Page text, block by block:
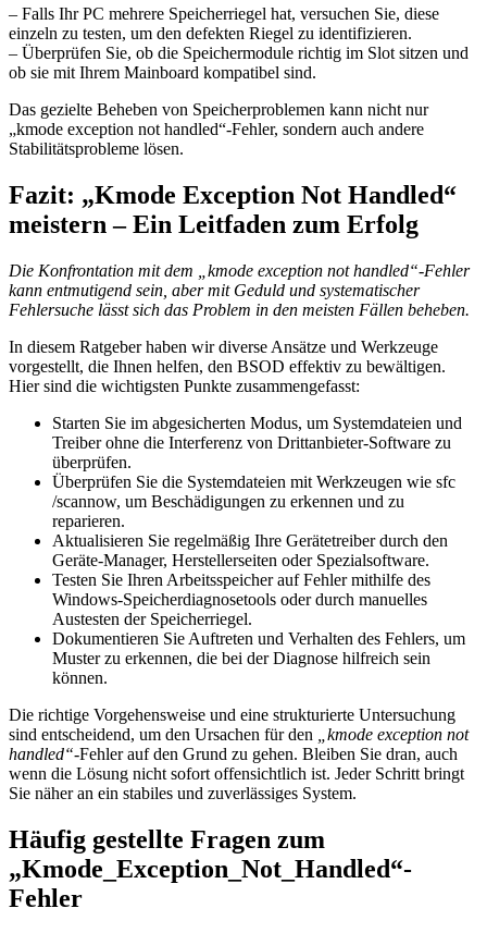
– Falls Ihr PC mehrere Speicherriegel hat, versuchen Sie, diese
einzeln zu testen, um den defekten Riegel zu identifizieren.
– Überprüfen Sie, ob die Speichermodule richtig im Slot sitzen und
ob sie mit Ihrem Mainboard kompatibel sind.
Das gezielte Beheben von Speicherproblemen kann nicht nur
„kmode exception not handled“-Fehler, sondern auch andere
Stabilitätsprobleme lösen.
Fazit: „Kmode Exception Not Handled“
meistern – Ein Leitfaden zum Erfolg
Die Konfrontation mit dem „kmode exception not handled“-Fehler
kann entmutigend sein, aber mit Geduld und systematischer
Fehlersuche lässt sich das Problem in den meisten Fällen beheben.
In diesem Ratgeber haben wir diverse Ansätze und Werkzeuge
vorgestellt, die Ihnen helfen, den BSOD effektiv zu bewältigen.
Hier sind die wichtigsten Punkte zusammengefasst:
Starten Sie im abgesicherten Modus, um Systemdateien und
Treiber ohne die Interferenz von Drittanbieter-Software zu
überprüfen.
Überprüfen Sie die Systemdateien mit Werkzeugen wie sfc
/scannow, um Beschädigungen zu erkennen und zu
reparieren.
Aktualisieren Sie regelmäßig Ihre Gerätetreiber durch den
Geräte-Manager, Herstellerseiten oder Spezialsoftware.
Testen Sie Ihren Arbeitsspeicher auf Fehler mithilfe des
Windows-Speicherdiagnosetools oder durch manuelles
Austesten der Speicherriegel.
Dokumentieren Sie Auftreten und Verhalten des Fehlers, um
Muster zu erkennen, die bei der Diagnose hilfreich sein
können.
Die richtige Vorgehensweise und eine strukturierte Untersuchung
sind entscheidend, um den Ursachen für den
„kmode exception not
handled“-Fehler auf den Grund zu gehen. Bleiben Sie dran, auch
wenn die Lösung nicht sofort offensichtlich ist. Jeder Schritt bringt
Sie näher an ein stabiles und zuverlässiges System.
Häufig gestellte Fragen zum
„Kmode_Exception_Not_Handled“-
Fehler